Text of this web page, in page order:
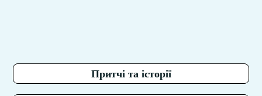
Притчі та історії